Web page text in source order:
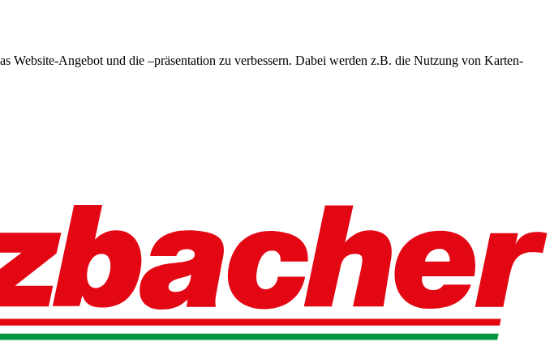
Website-Angebot und die –präsentation zu verbessern. Dabei werden z.B. die Nutzung von Karten-